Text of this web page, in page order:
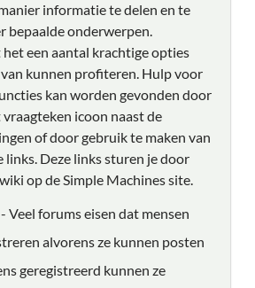
informatie te delen en te
bepaalde onderwerpen.
een aantal krachtige opties
kunnen profiteren. Hulp voor
kan worden gevonden door
icoon naast de
of door gebruik te maken van
links. Deze links sturen je door
op de Simple Machines site.
- Veel forums eisen dat mensen
alvorens ze kunnen posten
geregistreerd kunnen ze